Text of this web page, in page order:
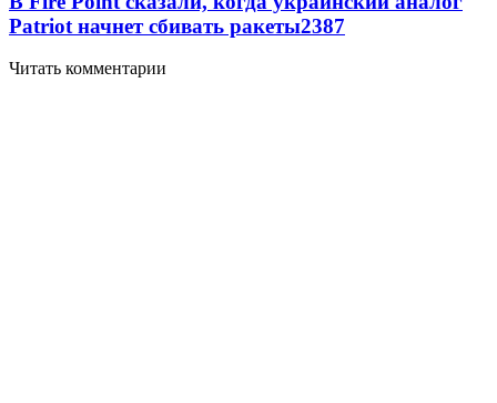
Patriot начнет сбивать ракеты2387
Читать комментарии